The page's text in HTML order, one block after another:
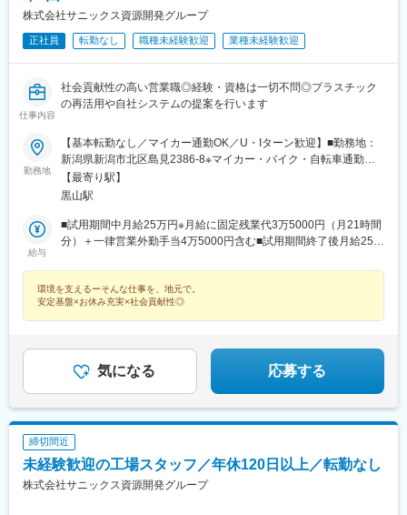
株式会社サニックス資源開発グループ
正社員 転勤なし 職種未経験歓迎 業種未経験歓迎
仕事内容
社会貢献性の高い営業職◎経験・資格は一切不問◎プラスチック
の再活用や自社システムの提案を行います
勤務地
【基本転勤なし／マイカー通勤OK／U・Iターン歓迎】■勤務地：
新潟県新潟市北区島見2386-8※マイカー・バイク・自転車通勤可
（駐車場あり／交通費支給）受動喫煙対策：屋内禁煙
【最寄り駅】
黒山駅
給与
■試用期間中月給25万円※月給に固定残業代3万5000円（月21時間
分）＋一律営業外勤手当4万5000円含む■試用期間終了後月給25万
外勤手当4万5000円含む※いずれも固定残業代は残業の有無に関わ
らず支給／超過分は別途支給
環境を支えるーそんな仕事を、地元で。
安定基盤×お休み充実×社会貢献性◎
気になる 応募する
締切間近
未経験歓迎の工場スタッフ／年休120日以上／転勤なし
株式会社サニックス資源開発グループ